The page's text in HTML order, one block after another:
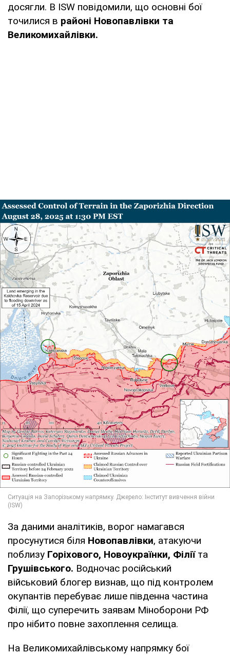
досягли. В ISW повідомили, що основні бої
точилися в районі Новопавлівки та
Великомихайлівки.
За даними аналітиків, ворог намагався
просунутися біля Новопавлівки, атакуючи
поблизу Горіхового, Новоукраїнки, Філії та
Грушівського. Водночас російський
військовий блогер визнав, що під контролем
окупантів перебуває лише південна частина
Філії, що суперечить заявам Міноборони РФ
про нібито повне захоплення селища.
На Великомихайлівському напрямку бої